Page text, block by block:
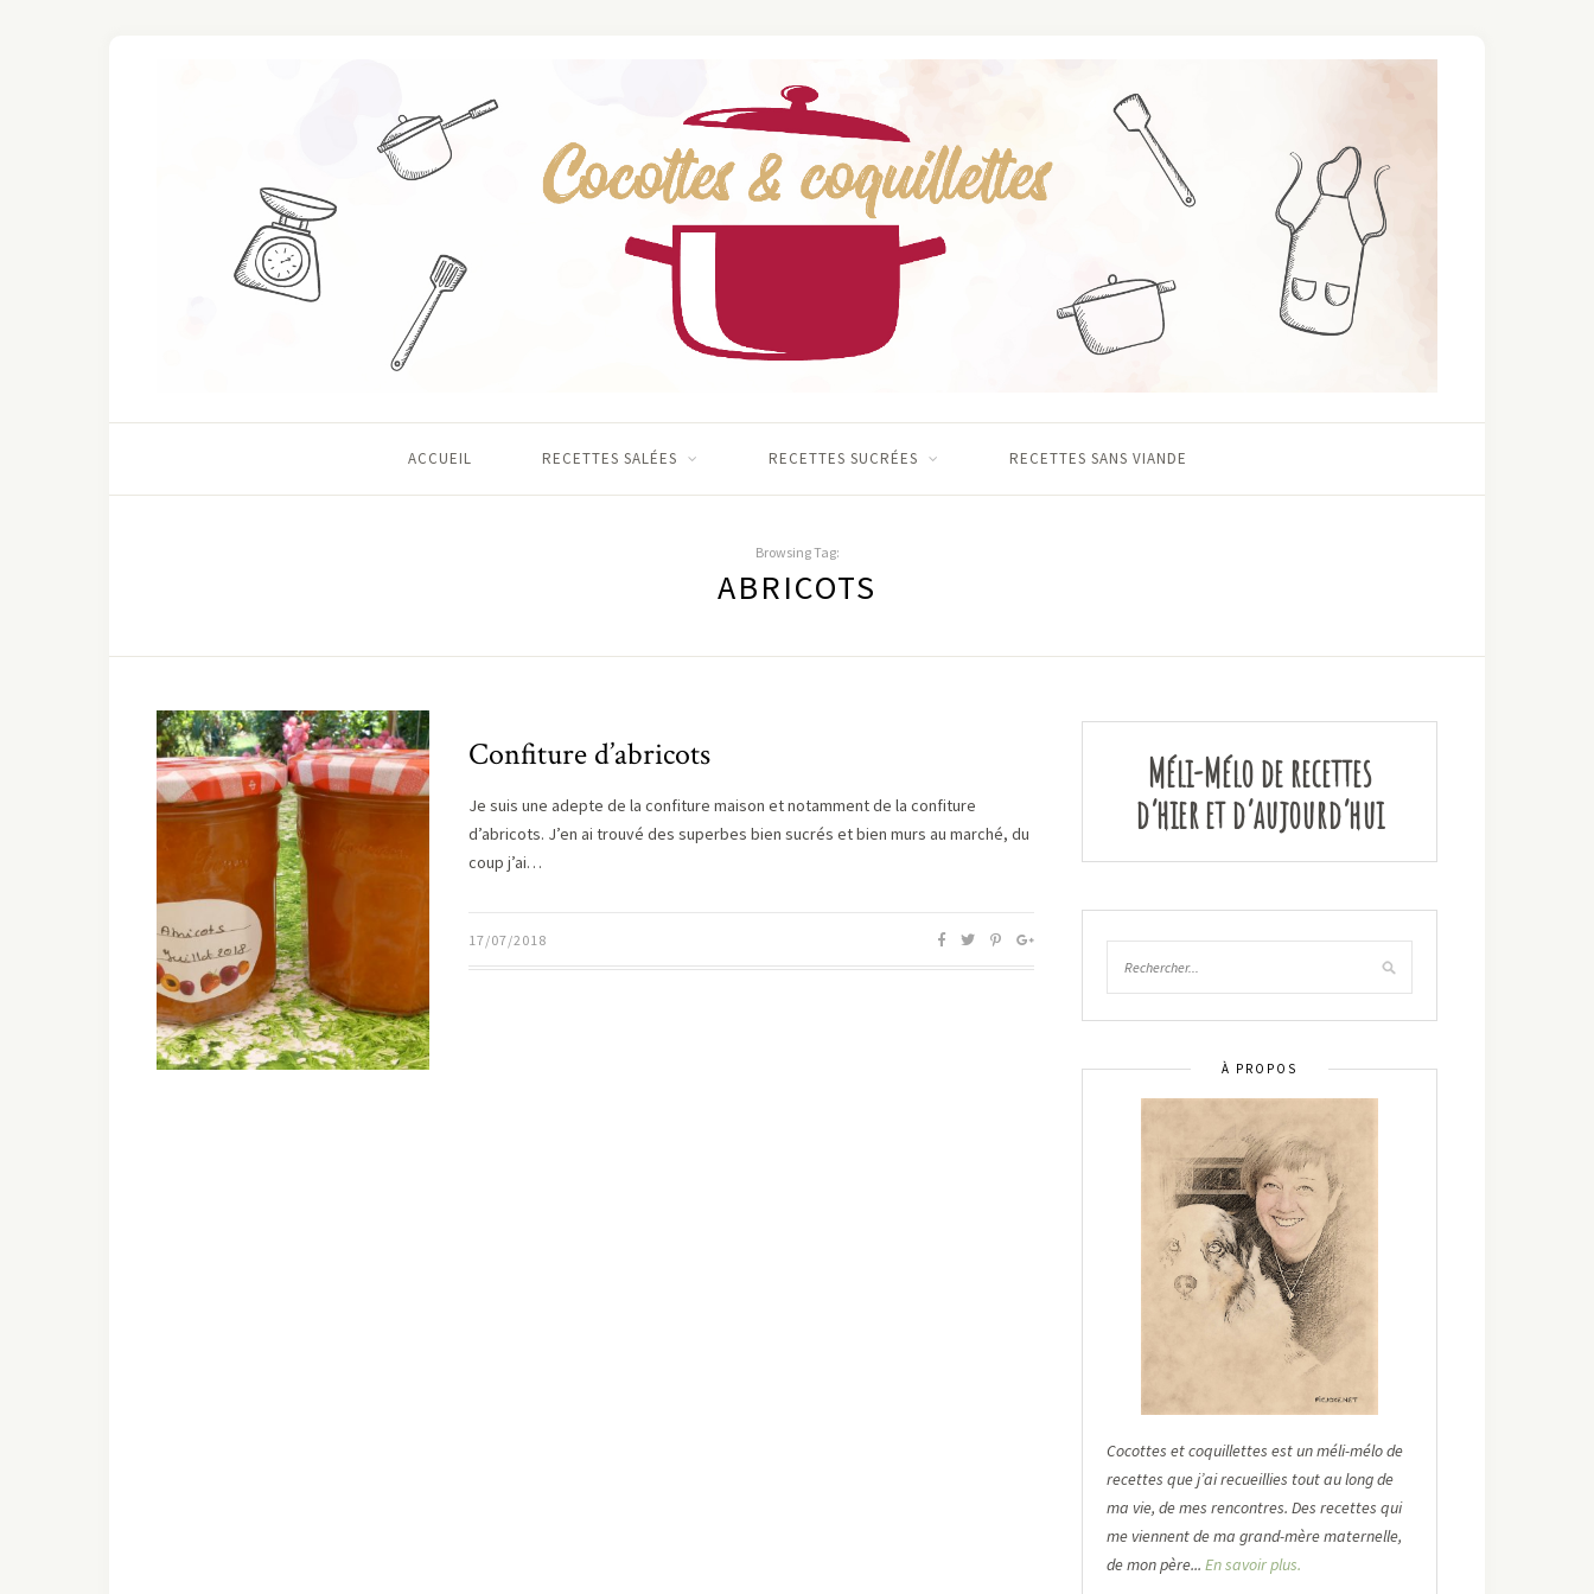
ACCUEIL RECETTES SALÉES RECETTES SUCRÉES RECETTES SANS VIANDE
Browsing Tag:
ABRICOTS
Confiture d’abricots
Je suis une adepte de la confiture maison et notamment de la confiture
d’abricots. J’en ai trouvé des superbes bien sucrés et bien murs au marché, du
coup j’ai…
17/07/2018
Méli-Mélo de recettes
d’hier et d’aujourd’hui
À PROPOS
Cocottes et coquillettes est un méli-mélo de
recettes que j’ai recueillies tout au long de
ma vie, de mes rencontres. Des recettes qui
me viennent de ma grand-mère maternelle,
de mon père... En savoir plus.